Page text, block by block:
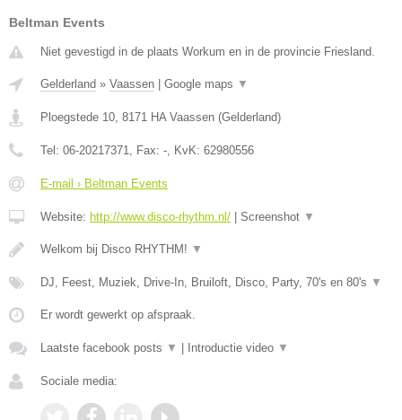
Beltman Events
Niet gevestigd in de plaats Workum en in de provincie Friesland.
Gelderland » Vaassen Google maps ▼
Ploegstede 10, 8171 HA Vaassen (Gelderland)
Tel: 06-20217371, Fax: -, KvK: 62980556
E-mail › Beltman Events
Website: http://www.disco-rhythm.nl/ Screenshot ▼
Welkom bij Disco RHYTHM! ▼
DJ, Feest, Muziek, Drive-In, Bruiloft, Disco, Party, 70's en 80's ▼
Er wordt gewerkt op afspraak.
Laatste facebook posts ▼ Introductie video ▼
Sociale media: